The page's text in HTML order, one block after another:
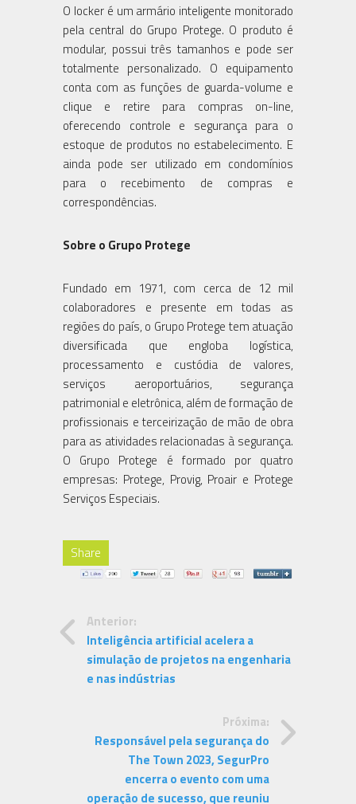
O locker é um armário inteligente monitorado
pela central do Grupo Protege. O produto é
modular, possui três tamanhos e pode ser
totalmente personalizado. O equipamento
conta com as funções de guarda-volume e
clique e retire para compras on-line,
oferecendo controle e segurança para o
estoque de produtos no estabelecimento. E
ainda pode ser utilizado em condomínios
para o recebimento de compras e
correspondências.
Sobre o Grupo Protege
Fundado em 1971, com cerca de 12 mil
colaboradores e presente em todas as
regiões do país, o Grupo Protege tem atuação
diversificada que engloba logística,
processamento e custódia de valores,
serviços aeroportuários, segurança
patrimonial e eletrônica, além de formação de
profissionais e terceirização de mão de obra
para as atividades relacionadas à segurança.
O Grupo Protege é formado por quatro
empresas: Protege, Provig, Proair e Protege
Serviços Especiais.
Share
Anterior:
Inteligência artificial acelera a
simulação de projetos na engenharia
e nas indústrias
Próxima:
Responsável pela segurança do
The Town 2023, SegurPro
encerra o evento com uma
operação de sucesso, que reuniu